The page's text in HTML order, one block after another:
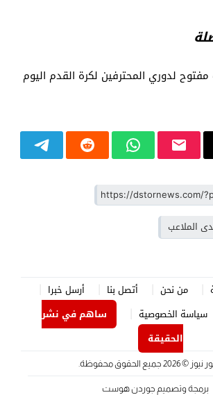
لدوري المحترفين لكرة القدم اليوم
الملاعب
من نحن أتصل بنا
أرسل خبرا
سياسة الخصوصية
ساهم في نشر
الحقيقة
نيوز © 2026 جميع الحقوق محفوظة.
برمجة وتصميم جوردن هوست